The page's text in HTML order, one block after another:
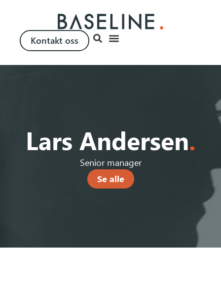
Kontakt oss
Lars Andersen.
Senior manager
Se alle